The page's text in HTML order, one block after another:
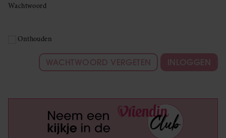
Wachtwoord
Onthouden
WACHTWOORD VERGETEN INLOGGEN